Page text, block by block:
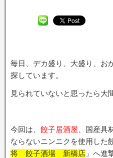
毎日、デカ盛り、大盛り、お
探しています。
見られていないと思ったら大
今回は、 餃子居酒屋 、国産具
ならないニンニクを使用した
将 餃子酒場 新橋店 」へ進